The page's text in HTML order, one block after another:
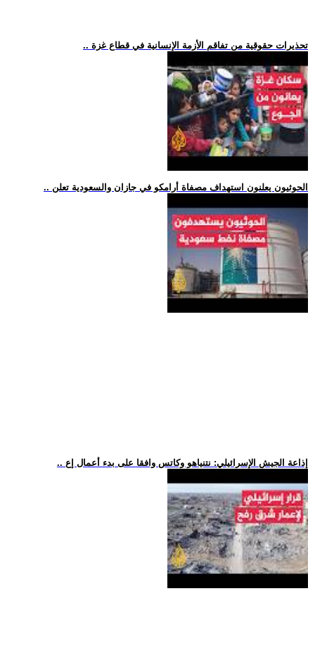
.. تحذيرات حقوقية من تفاقم الأزمة الإنسانية في قطاع غزة
.. الحوثيون يعلنون استهداف مصفاة أرامكو في جازان والسعودية تعلن
.. إذاعة الجيش الإسرائيلي: نتنياهو وكاتس وافقا على بدء أعمال إع